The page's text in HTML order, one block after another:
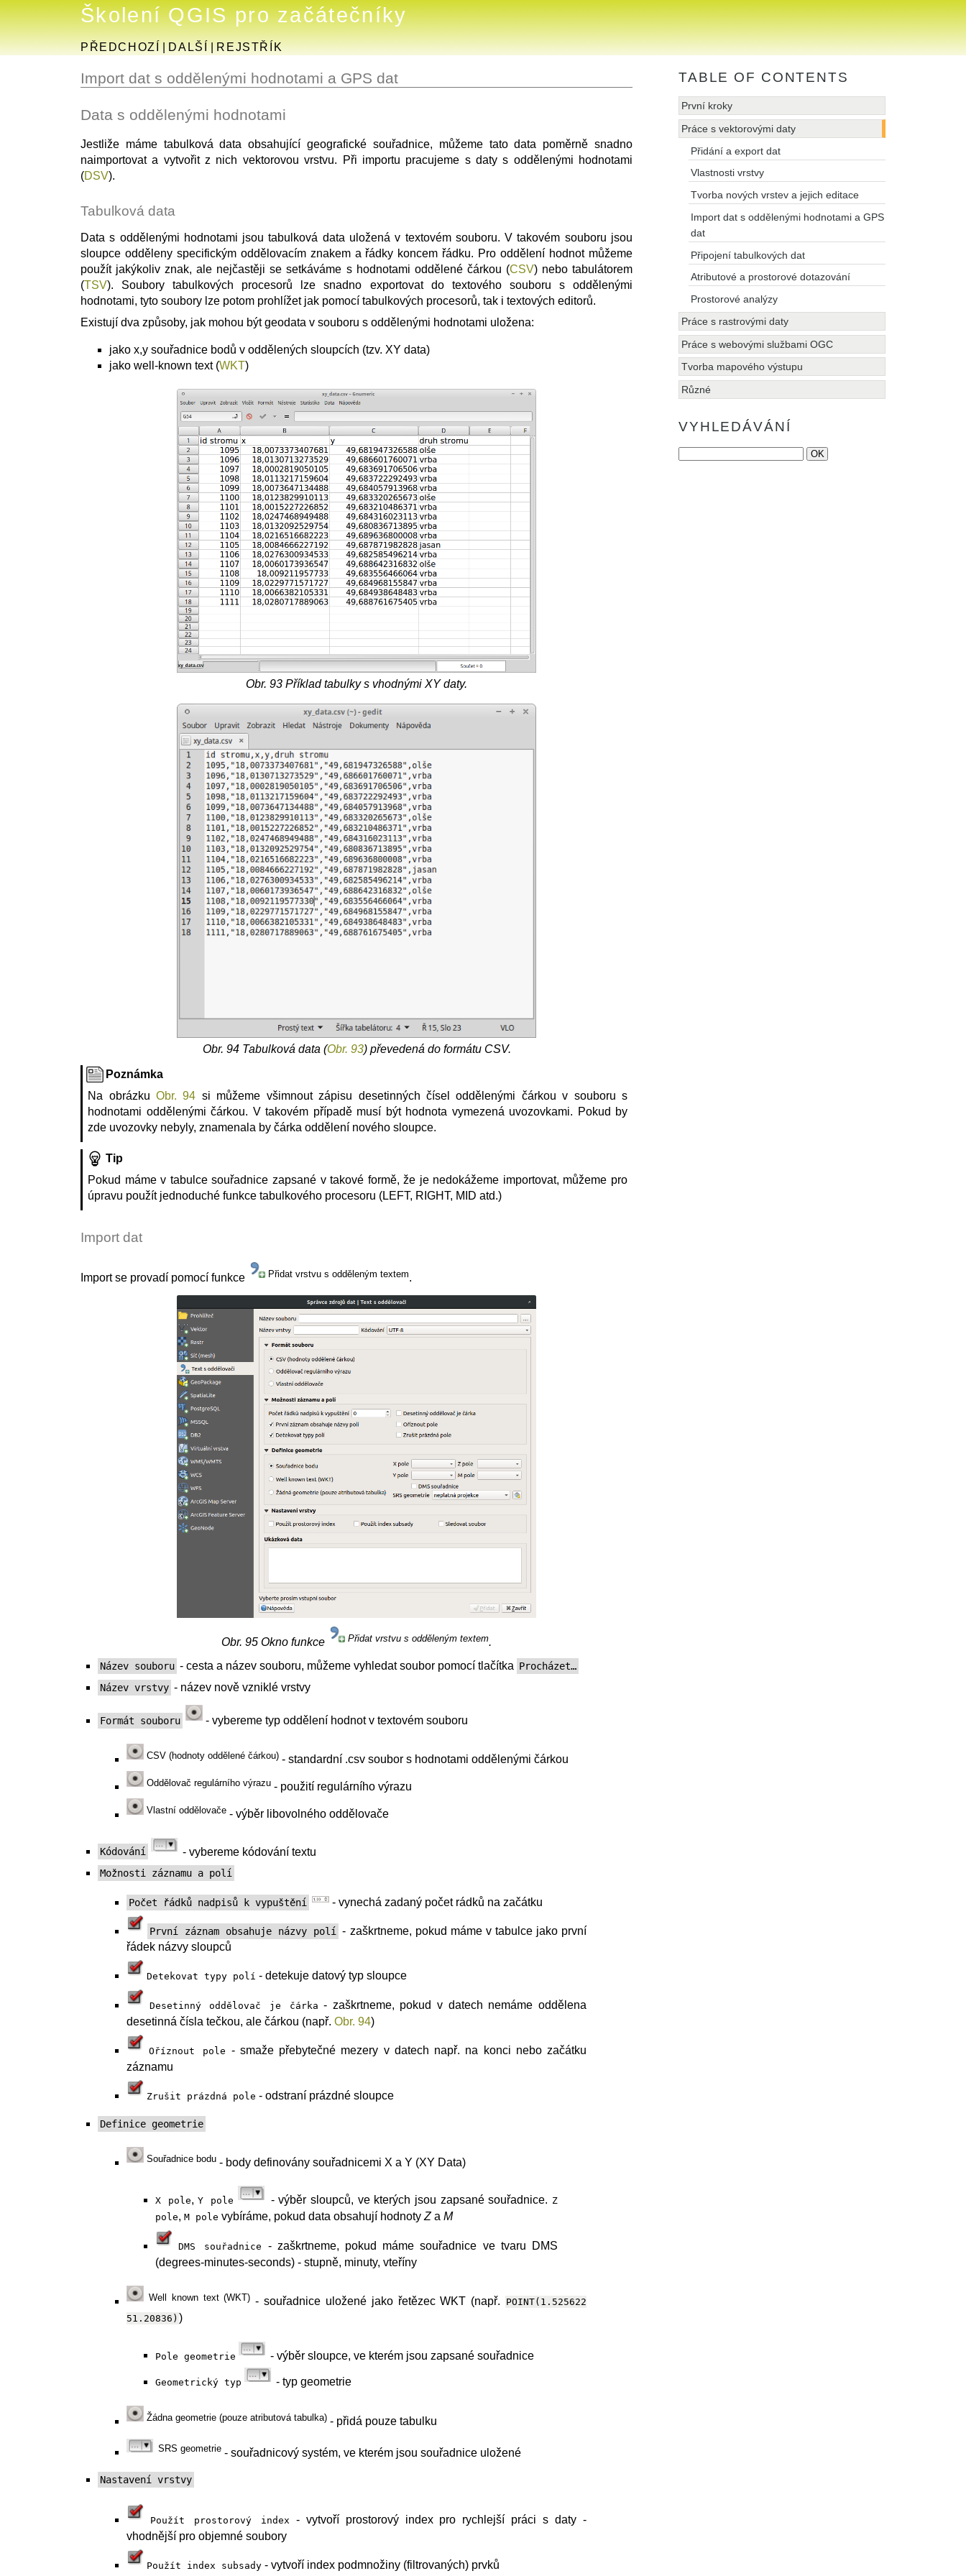
Školení QGIS pro začátečníky
PŘEDCHOZÍ DALŠÍ REJSTŘÍK
Import dat s oddělenými hodnotami a GPS dat
Data s oddělenými hodnotami
Jestliže máme tabulková data obsahující geografické souřadnice, můžeme tato data poměrně snadno
naimportovat a vytvořit z nich vektorovou vrstvu. Při importu pracujeme s daty s oddělenými hodnotami
(DSV).
Tabulková data
Data s oddělenými hodnotami jsou tabulková data uložená v textovém souboru. V takovém souboru jsou
sloupce odděleny specifickým oddělovacím znakem a řádky koncem řádku. Pro oddělení hodnot můžeme
použít jakýkoliv znak, ale nejčastěji se setkáváme s hodnotami oddělené čárkou (CSV) nebo tabulátorem
(TSV). Soubory tabulkových procesorů lze snadno exportovat do textového souboru s oddělenými
hodnotami, tyto soubory lze potom prohlížet jak pomocí tabulkových procesorů, tak i textových editorů.
Existují dva způsoby, jak mohou být geodata v souboru s oddělenými hodnotami uložena:
jako x,y souřadnice bodů v oddělených sloupcích (tzv. XY data)
jako well-known text (WKT)
Obr. 93 Příklad tabulky s vhodnými XY daty.
Obr. 94 Tabulková data (Obr. 93) převedená do formátu CSV.
Poznámka
Na obrázkuObr. 94 si můžeme všimnout zápisu desetinných čísel oddělenými čárkou v souboru s
hodnotami oddělenými čárkou. V takovém případě musí být hodnota vymezená uvozovkami. Pokud by
zde uvozovky nebyly, znamenala by čárka oddělení nového sloupce.
Tip
Pokud máme v tabulce souřadnice zapsané v takové formě, že je nedokážeme importovat, můžeme pro
úpravu použít jednoduché funkce tabulkového procesoru (LEFT, RIGHT, MID atd.)
Import dat
Import se provadí pomocí funkce Přidat vrstvu s odděleným textem.
Obr. 95 Okno funkce Přidat vrstvu s odděleným textem.
Název souboru - cesta a název souboru, můžeme vyhledat soubor pomocí tlačítka Procházet…
Název vrstvy - název nově vzniklé vrstvy
Formát souboru - vybereme typ oddělení hodnot v textovém souboru
CSV (hodnoty oddělené čárkou) - standardní .csv soubor s hodnotami oddělenými čárkou
Oddělovač regulárního výrazu - použití regulárního výrazu
Vlastní oddělovače - výběr libovolného oddělovače
Kódování - vybereme kódování textu
Možnosti záznamu a polí
Počet řádků nadpisů k vypuštění - vynechá zadaný počet rádků na začátku
První záznam obsahuje názvy polí - zaškrtneme, pokud máme v tabulce jako první
řádek názvy sloupců
Detekovat typy polí - detekuje datový typ sloupce
Desetinný oddělovač je čárka - zaškrtneme, pokud v datech nemáme oddělena
desetinná čísla tečkou, ale čárkou (např. Obr. 94)
Oříznout pole - smaže přebytečné mezery v datech např. na konci nebo začátku
záznamu
Zrušit prázdná pole - odstraní prázdné sloupce
Definice geometrie
Souřadnice bodu - body definovány souřadnicemi X a Y (XY Data)
X pole,Y pole - výběr sloupců, ve kterých jsou zapsané souřadnice. Z
pole, M pole vybíráme, pokud data obsahují hodnoty Za M
DMS souřadnice
- zaškrtneme, pokud máme souřadnice ve tvaru DMS
(degrees-minutes-seconds) - stupně, minuty, vteříny
Well known text (WKT) - souřadnice uložené jako řetězec WKT (např.
POINT(1.525622
51.20836) )
Pole geometrie - výběr sloupce, ve kterém jsou zapsané souřadnice
Geometrický typ - typ geometrie
Žádna geometrie (pouze atributová tabulka) - přidá pouze tabulku
SRS geometrie - souřadnicový systém, ve kterém jsou souřadnice uložené
Nastavení vrstvy
Použít prostorový index
- vytvoří prostorový index pro rychlejší práci s daty -
vhodnější pro objemné soubory
Použít index subsady - vytvoří index podmnožiny (filtrovaných) prvků
TABLE OF CONTENTS
První kroky
Práce s vektorovými daty
Přidání a export dat
Vlastnosti vrstvy
Tvorba nových vrstev a jejich editace
Import dat s oddělenými hodnotami a GPS
dat
Připojení tabulkových dat
Atributové a prostorové dotazování
Prostorové analýzy
Práce s rastrovými daty
Práce s webovými službami OGC
Tvorba mapového výstupu
Různé
VYHLEDÁVÁNÍ